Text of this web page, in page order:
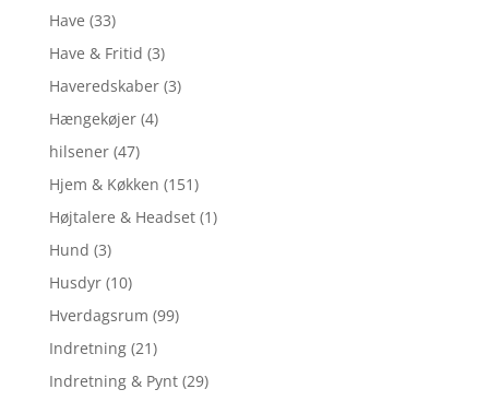
Have (33)
Have & Fritid (3)
Haveredskaber (3)
Hængekøjer (4)
hilsener (47)
Hjem & Køkken (151)
Højtalere & Headset (1)
Hund (3)
Husdyr (10)
Hverdagsrum (99)
Indretning (21)
Indretning & Pynt (29)